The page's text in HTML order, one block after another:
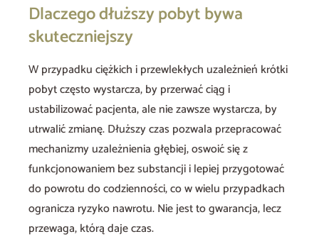
Dlaczego dłuższy pobyt bywa
skuteczniejszy
W przypadku ciężkich i przewlekłych uzależnień krótki
pobyt często wystarcza, by przerwać ciąg i
ustabilizować pacjenta, ale nie zawsze wystarcza, by
utrwalić zmianę. Dłuższy czas pozwala przepracować
mechanizmy uzależnienia głębiej, oswoić się z
funkcjonowaniem bez substancji i lepiej przygotować
do powrotu do codzienności, co w wielu przypadkach
ogranicza ryzyko nawrotu. Nie jest to gwarancja, lecz
przewaga, którą daje czas.